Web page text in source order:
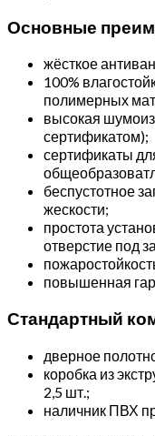
Основные
жёсткое
100%
полимерных
высокая
сертификатом);
сертификаты
беспустотное
жескости;
простота
отверстие под
повышенная
Стандартный
дверное
коробка из
2,5 шт.;
наличник ПВХ